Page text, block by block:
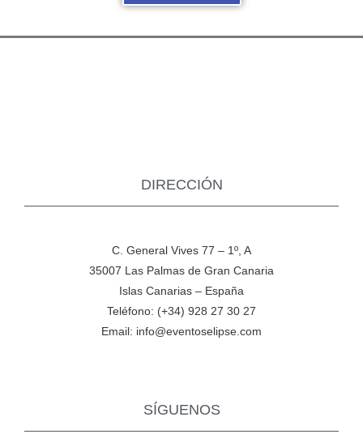
DIRECCIÓN
C. General Vives 77 – 1º, A
35007 Las Palmas de Gran Canaria
Islas Canarias – España
Teléfono: (+34) 928 27 30 27
Email: info@eventoselipse.com
SÍGUENOS